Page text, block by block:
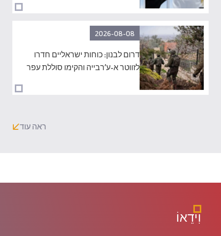
2026-08-08
דרום לבנון: כוחות ישראליים חדרו
לזווטר א-ע’רבייה והקימו סוללת עפר
ראה עוד
וִידֵאוֹ